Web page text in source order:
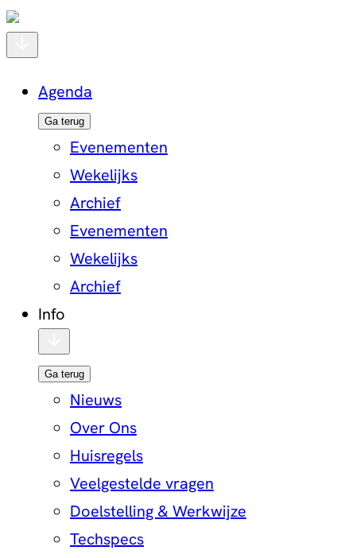
Agenda
Ga terug
Evenementen
Wekelijks
Archief
Evenementen
Wekelijks
Archief
Info
Ga terug
Nieuws
Over Ons
Huisregels
Veelgestelde vragen
Doelstelling & Werkwijze
Techspecs